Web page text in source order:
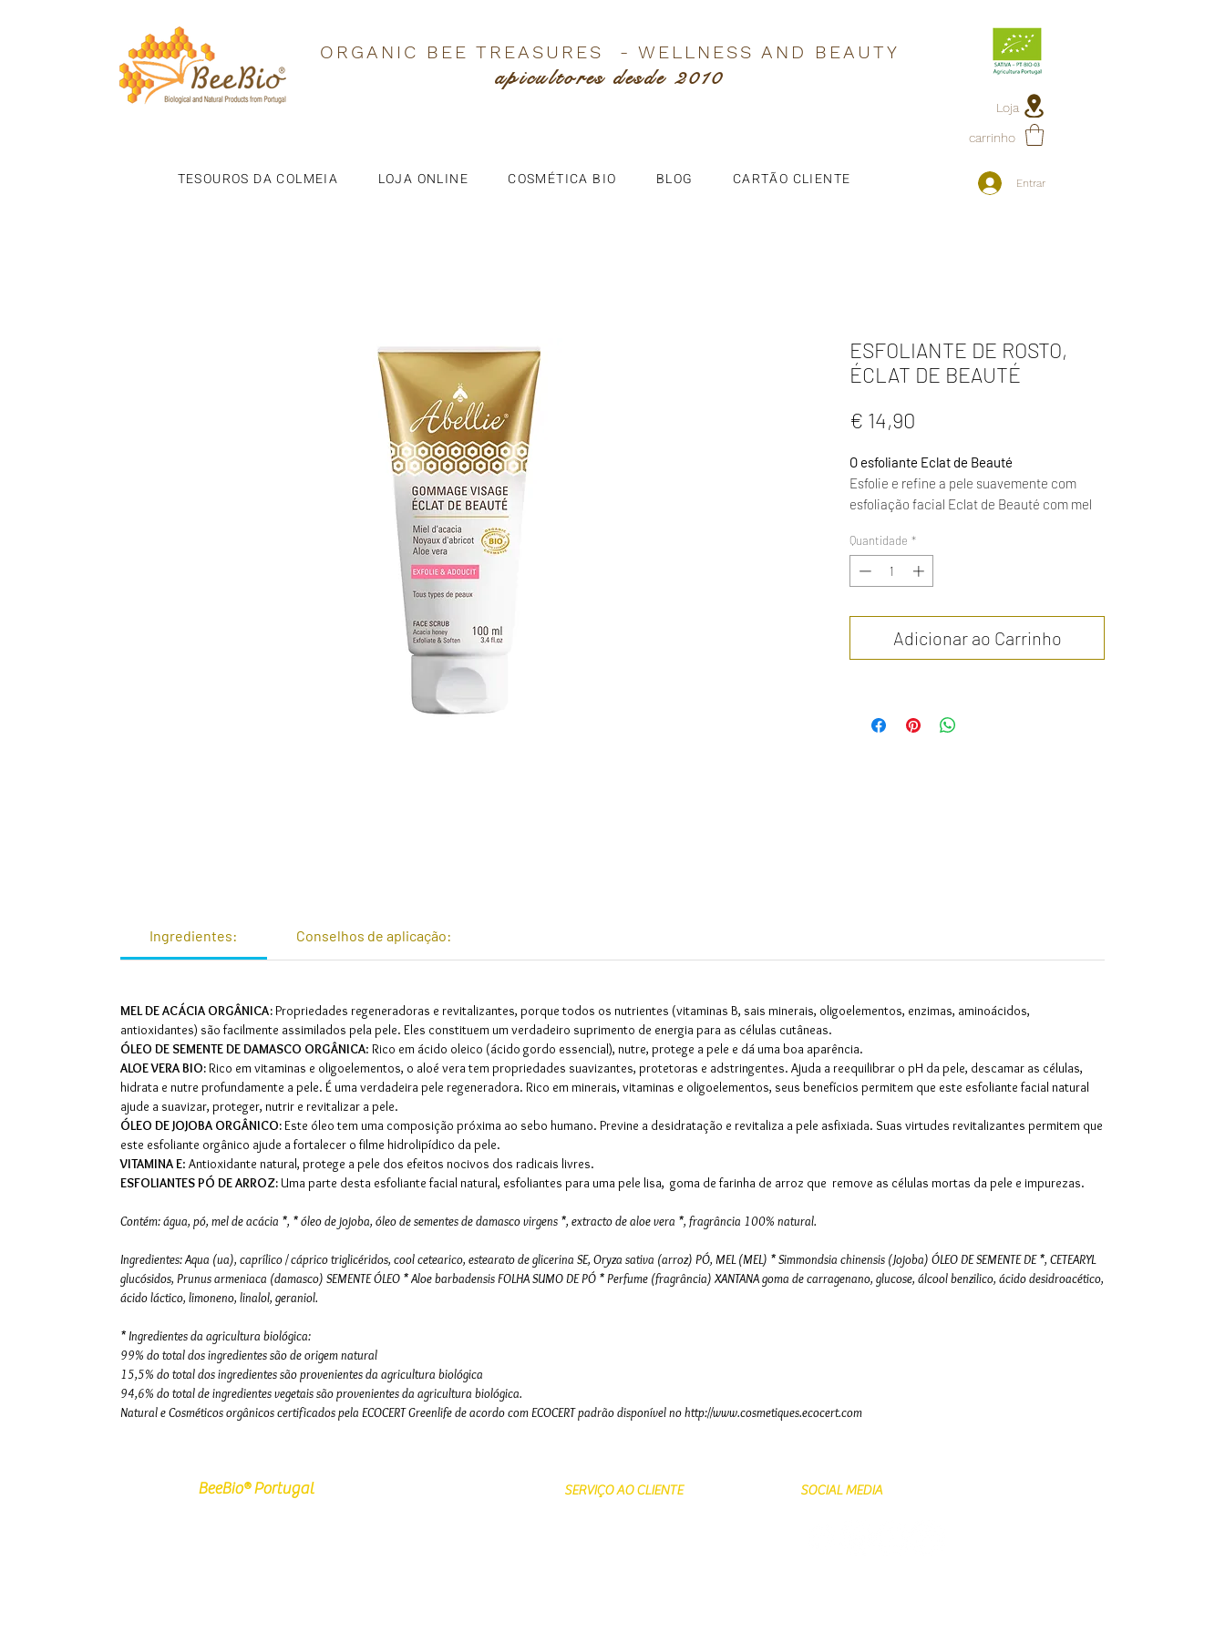
ORGANIC BEE TREASURES - WELLNESS AND BEAUTY
apicultores desde 2010
Loja
carrinho
TESOUROS DA COLMEIA LOJA ONLINE COSMÉTICA BIO BLOG CARTÃO CLIENTE Entrar
ESFOLIANTE DE ROSTO,
ÉCLAT DE BEAUTÉ
€ 14,90
O esfoliante Eclat de Beauté
Esfolie e refine a pele suavemente com
esfoliação facial Eclat de Beauté com mel
damasco orgânicos e aloé vera orgânica.
Adequado para todos os tipos de pele, este
esfoliante facial natural com fragrância de
Quantidade *
Adicionar ao Carrinho
Ingredientes: Conselhos de aplicação:
MEL DE ACÁCIA ORGÂNICA:Propriedades regeneradoras e revitalizantes, porque todos os nutrientes (vitaminas B, sais minerais, oligoelementos, enzimas, aminoácidos,
antioxidantes) são facilmente assimilados pela pele. Eles constituem um verdadeiro suprimento de energia para as células cutâneas.
ÓLEO DE SEMENTE DE DAMASCO ORGÂNICA: Rico em ácido oleico (ácido gordo essencial), nutre, protege a pele e dá uma boa aparência.
ALOE VERA BIO:Rico em vitaminas e oligoelementos, o aloé vera tem propriedades suavizantes, protetoras e adstringentes. Ajuda a reequilibrar o pH da pele, descamar as células,
hidrata e nutre profundamente a pele. É uma verdadeira pele regeneradora. Rico em minerais, vitaminas e oligoelementos, seus benefícios permitem que este esfoliante facial natural
ajude a suavizar, proteger, nutrir e revitalizar a pele.
ÓLEO DE JOJOBA ORGÂNICO:Este óleo tem uma composição próxima ao sebo humano. Previne a desidratação e revitaliza a pele asfixiada. Suas virtudes revitalizantes permitem que
este esfoliante orgânico ajude a fortalecer o filme hidrolipídico da pele.
VITAMINA E: Antioxidante natural, protege a pele dos efeitos nocivos dos radicais livres.
ESFOLIANTES PÓ DE ARROZ: Uma parte desta esfoliante facial natural, esfoliantes para uma pele lisa, goma de farinha de arroz que remove as células mortas da pele e impurezas.
Contém: água, pó, mel de acácia *, * óleo de jojoba, óleo de sementes de damasco virgens *, extracto de aloe vera *, fragrância 100% natural.
Ingredientes: Aqua (ua), caprílico / cáprico triglicéridos, cool cetearico, estearato de glicerina SE, Oryza sativa (arroz) PÓ, MEL (MEL) * Simmondsia chinensis (Jojoba) ÓLEO DE SEMENTE DE *, CETEARYL
glucósidos, Prunus armeniaca (damasco) SEMENTE ÓLEO * Aloe barbadensis FOLHA SUMO DE PÓ * Perfume (fragrância) XANTANA goma de carragenano, glucose, álcool benzilico, ácido desidroacético,
ácido láctico, limoneno, linalol, geraniol.
* Ingredientes da agricultura biológica:
99% do total dos ingredientes são de origem natural
15,5% do total dos ingredientes são provenientes da agricultura biológica
94,6% do total de ingredientes vegetais são provenientes da agricultura biológica.
Natural e Cosméticos orgânicos certificados pela ECOCERT Greenlife de acordo com ECOCERT padrão disponível no http://www.cosmetiques.ecocert.com
BeeBio® Portugal SERVIÇO AO CLIENTE SOCIAL MEDIA